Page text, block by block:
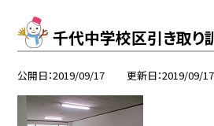
千代中学校区引き取り
公開日 2019/09/17 更新日 2019/09/17